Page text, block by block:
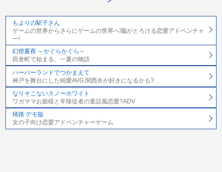
もよりの駅子さん
ゲームの世界からさらにゲームの世界へ!脳がとろける恋愛アドベンチャ
ー!
幻燈夏夜 ～かぐらかぐら～
田舎町で始まる、一夏の物語
ハーバーランドでつかまえて
神戸を舞台にした純愛AVG 関西弁が好きになるかも?
なりそこないスノーホワイト
ワガママお姫様と辛辣従者の童話風恋愛?ADV
帰路 デモ版
女の子向け恋愛アドベンチャーゲーム